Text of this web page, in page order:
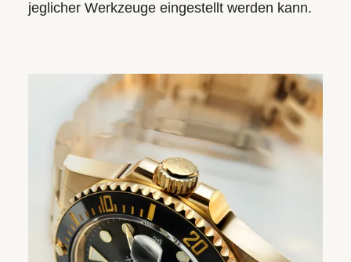
jeglicher Werkzeuge eingestellt werden kann.